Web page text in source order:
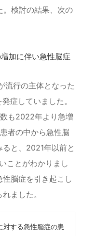
。検討の結果、次の
加に伴い急性脳症
流行の主体となった
症していました。
も2022年より急増
者の中から急性脳
と、2021年以前と
ことがわかりまし
脳症を引き起こし
ました。
する急性脳症の患